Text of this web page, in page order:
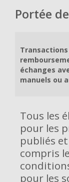
Portée
Transactions
échanges
manuels ou
Tous les
pour les
publiés
compris
pour les